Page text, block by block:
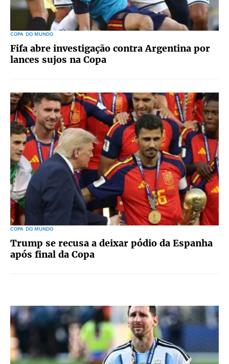
COPA DO MUNDO
Fifa abre investigação contra Argentina por
lances sujos na Copa
COPA DO MUNDO
Trump se recusa a deixar pódio da Espanha
após final da Copa